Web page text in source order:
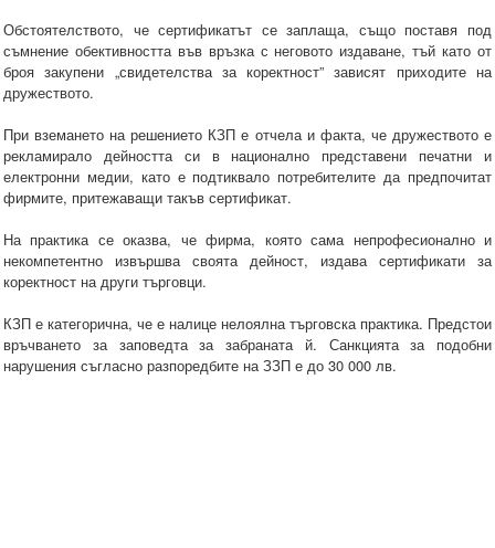
Обстоятелството, че сертификатът се заплаща, също поставя под
съмнение обективността във връзка с неговото издаване, тъй като от
броя закупени „свидетелства за коректност” зависят приходите на
дружеството.
При вземането на решението КЗП е отчела и факта, че дружеството е
рекламирало дейността си в национално представени печатни и
електронни медии, като е подтиквало потребителите да предпочитат
фирмите, притежаващи такъв сертификат.
На практика се оказва, че фирма, която сама непрофесионално и
некомпетентно извършва своята дейност, издава сертификати за
коректност на други търговци.
КЗП е категорична, че е налице нелоялна търговска практика. Предстои
връчването за заповедта за забраната й. Санкцията за подобни
нарушения съгласно разпоредбите на ЗЗП е до 30 000 лв.